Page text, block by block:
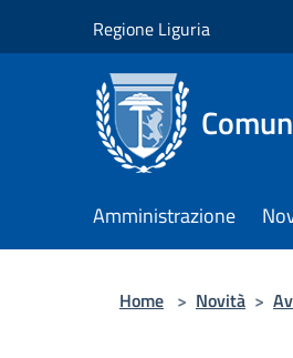
Regione Liguria
Amministrazione
Home > Novità >